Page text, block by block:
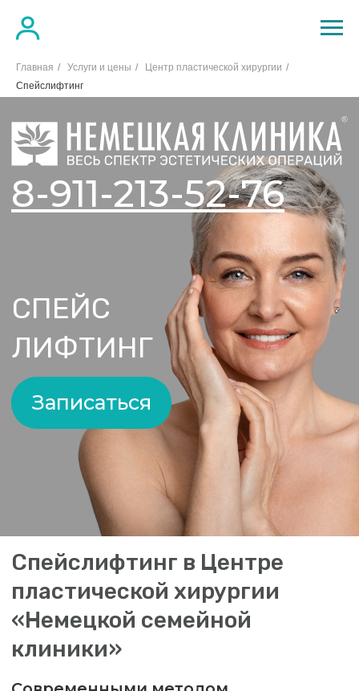
Главная / Услуги и цены / Центр пластической хирургии /
Спейслифтинг
Лифтинг Мендельсона —
инновационная методика
омоложения
СПЕЙС
8-911-213-52-76
Современными методом
направленным на естественное
омоложение лица является лифтинг
технология выполнения операции в
определённом подвижном слое на
лице.
Спейслифтинг в Центре
пластической хирургии
«Немецкой семейной
клиники»